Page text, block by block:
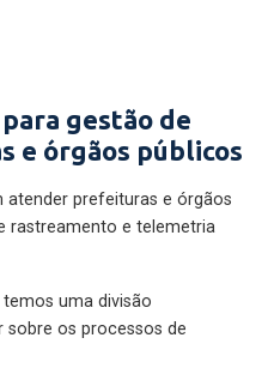
gestão de
e órgãos públicos
prefeituras e órgãos
rastreamento e telemetria
uma divisão
sobre os processos de